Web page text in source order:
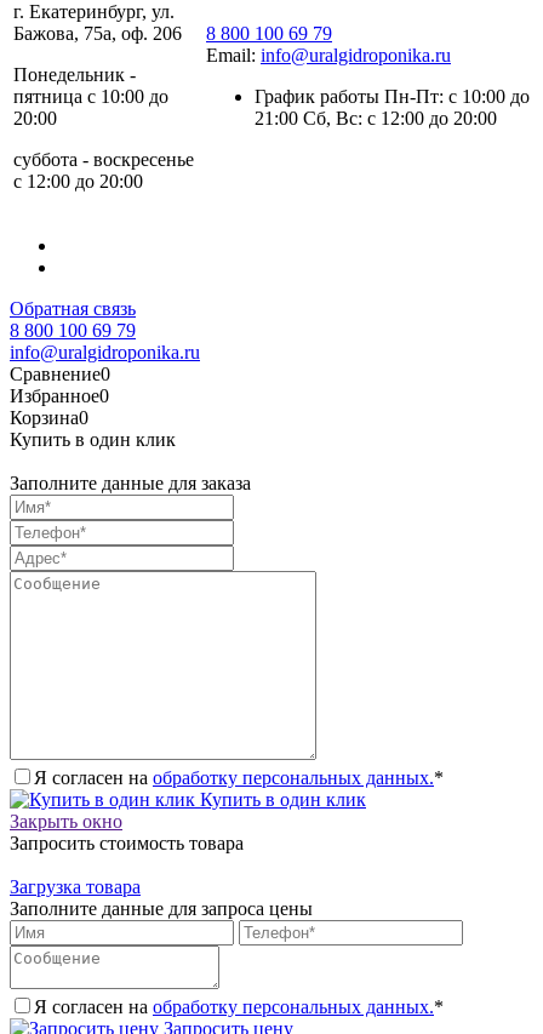
г. Екатеринбург, ул.
Бажова, 75а, оф. 206
Понедельник -
пятница с 10:00 до
20:00
суббота - воскресенье
с 12:00 до 20:00
8 800 100 69 79
Email: info@uralgidroponika.ru
График работы Пн-Пт: с 10:00 до
21:00 Сб, Вс: с 12:00 до 20:00
Обратная связь
8 800 100 69 79
info@uralgidroponika.ru
Сравнение0
Избранное0
Корзина0
Купить в один клик
Заполните данные для заказа
Я согласен на обработку персональных данных.*
Купить в один клик
Закрыть окно
Запросить стоимость товара
Загрузка товара
Заполните данные для запроса цены
Я согласен на обработку персональных данных.*
Запросить цену